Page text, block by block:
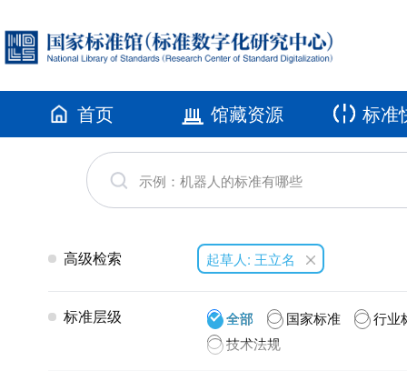
首页 馆藏资源 标准
高级检索 起草人: 王立名
标准层级 全部 国家标准
行业
技术法规